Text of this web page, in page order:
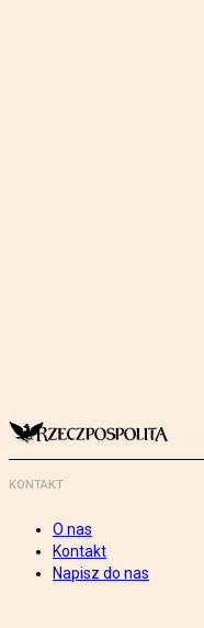
KONTAKT
O nas
Kontakt
Napisz do nas